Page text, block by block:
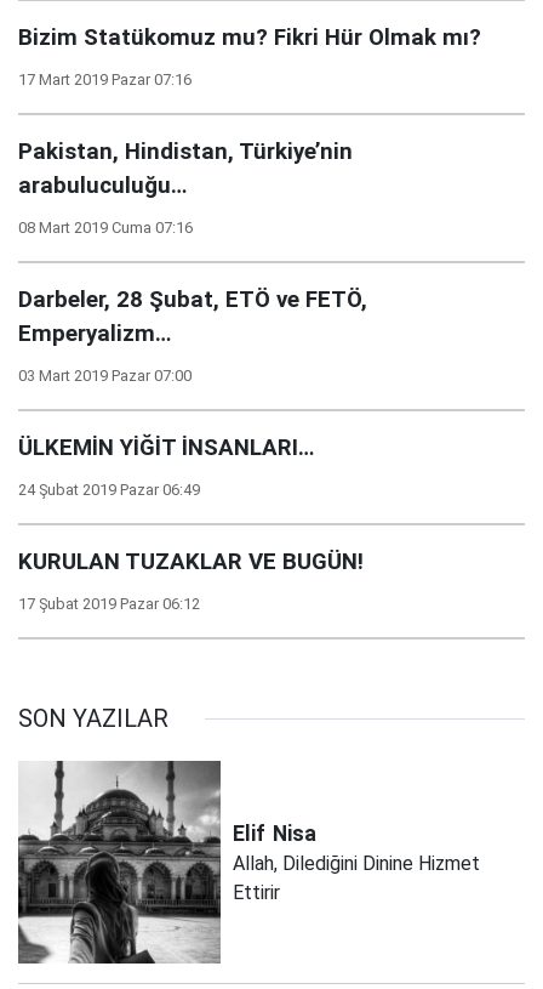
Bizim Statükomuz mu? Fikri Hür Olmak mı?
17 Mart 2019 Pazar 07:16
Pakistan, Hindistan, Türkiye’nin
arabuluculuğu…
08 Mart 2019 Cuma 07:16
Darbeler, 28 Şubat, ETÖ ve FETÖ,
Emperyalizm…
03 Mart 2019 Pazar 07:00
ÜLKEMİN YİĞİT İNSANLARI…
24 Şubat 2019 Pazar 06:49
KURULAN TUZAKLAR VE BUGÜN!
17 Şubat 2019 Pazar 06:12
SON YAZILAR
Elif Nisa
Allah, Dilediğini Dinine Hizmet
Ettirir